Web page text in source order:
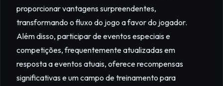
proporcionar vantagens surpreendentes,
transformando o fluxo do jogo a favor do jogador.
Além disso, participar de eventos especiais e
competições, frequentemente atualizadas em
resposta a eventos atuais, oferece recompensas
significativas e um campo de treinamento para